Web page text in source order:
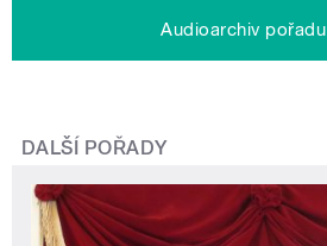
Audioarchiv pořadu
DALŠÍ POŘADY